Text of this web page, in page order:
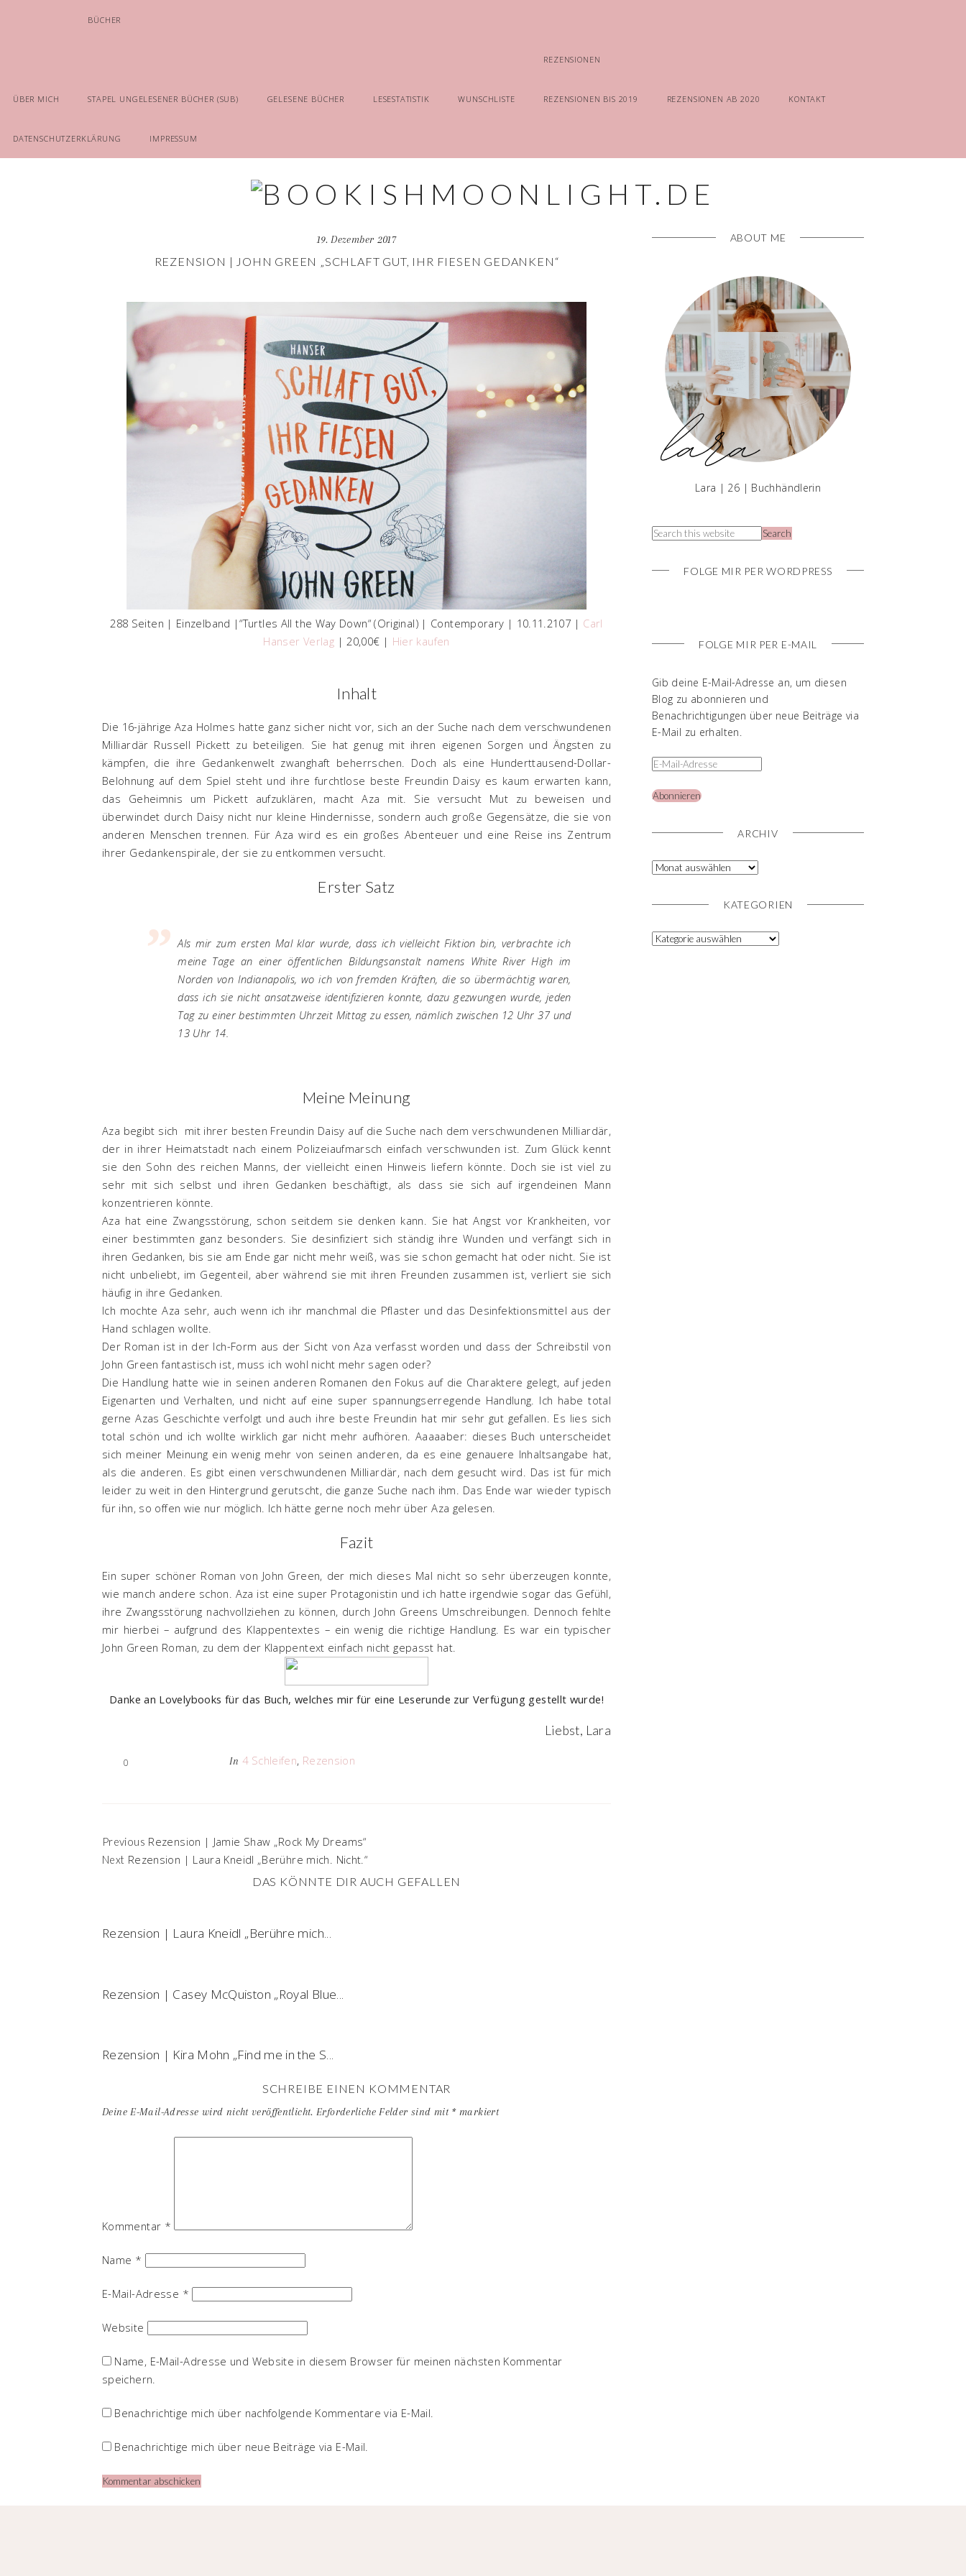
ÜBER MICH
BÜCHER
STAPEL UNGELESENER BÜCHER (SUB) GELESENE BÜCHER LESESTATISTIK WUNSCHLISTE
REZENSIONEN
REZENSIONEN BIS 2019 REZENSIONEN AB 2020 KONTAKT
DATENSCHUTZERKLÄRUNG IMPRESSUM
19. Dezember 2017
REZENSION | JOHN GREEN „SCHLAFT GUT, IHR FIESEN GEDANKEN“
288 Seiten | Einzelband |“Turtles All the Way Down“ (Original) | Contemporary | 10.11.2107 | Carl
Hanser Verlag | 20,00€ | Hier kaufen
Inhalt
Die 16-jährige Aza Holmes hatte ganz sicher nicht vor, sich an der Suche nach dem verschwundenen
Milliardär Russell Pickett zu beteiligen. Sie hat genug mit ihren eigenen Sorgen und Ängsten zu
kämpfen, die ihre Gedankenwelt zwanghaft beherrschen. Doch als eine Hunderttausend-Dollar-
Belohnung auf dem Spiel steht und ihre furchtlose beste Freundin Daisy es kaum erwarten kann,
das Geheimnis um Pickett aufzuklären, macht Aza mit. Sie versucht Mut zu beweisen und
überwindet durch Daisy nicht nur kleine Hindernisse, sondern auch große Gegensätze, die sie von
anderen Menschen trennen. Für Aza wird es ein großes Abenteuer und eine Reise ins Zentrum
ihrer Gedankenspirale, der sie zu entkommen versucht.
Erster Satz
Als mir zum ersten Mal klar wurde, dass ich vielleicht Fiktion bin, verbrachte ich
meine Tage an einer öffentlichen Bildungsanstalt namens White River High im
Norden von Indianapolis, wo ich von fremden Kräften, die so übermächtig waren,
dass ich sie nicht ansatzweise identifizieren konnte, dazu gezwungen wurde, jeden
Tag zu einer bestimmten Uhrzeit Mittag zu essen, nämlich zwischen 12 Uhr 37 und
13 Uhr 14.
Meine Meinung
Aza begibt sich mit ihrer besten Freundin Daisy auf die Suche nach dem verschwundenen Milliardär,
der in ihrer Heimatstadt nach einem Polizeiaufmarsch einfach verschwunden ist. Zum Glück kennt
sie den Sohn des reichen Manns, der vielleicht einen Hinweis liefern könnte. Doch sie ist viel zu
sehr mit sich selbst und ihren Gedanken beschäftigt, als dass sie sich auf irgendeinen Mann
konzentrieren könnte.
Aza hat eine Zwangsstörung, schon seitdem sie denken kann. Sie hat Angst vor Krankheiten, vor
einer bestimmten ganz besonders. Sie desinfiziert sich ständig ihre Wunden und verfängt sich in
ihren Gedanken, bis sie am Ende gar nicht mehr weiß, was sie schon gemacht hat oder nicht. Sie ist
nicht unbeliebt, im Gegenteil, aber während sie mit ihren Freunden zusammen ist, verliert sie sich
häufig in ihre Gedanken.
Ich mochte Aza sehr, auch wenn ich ihr manchmal die Pflaster und das Desinfektionsmittel aus der
Hand schlagen wollte.
Der Roman ist in der Ich-Form aus der Sicht von Aza verfasst worden und dass der Schreibstil von
John Green fantastisch ist, muss ich wohl nicht mehr sagen oder?
Die Handlung hatte wie in seinen anderen Romanen den Fokus auf die Charaktere gelegt, auf jeden
Eigenarten und Verhalten, und nicht auf eine super spannungserregende Handlung. Ich habe total
gerne Azas Geschichte verfolgt und auch ihre beste Freundin hat mir sehr gut gefallen. Es lies sich
total schön und ich wollte wirklich gar nicht mehr aufhören. Aaaaaber: dieses Buch unterscheidet
sich meiner Meinung ein wenig mehr von seinen anderen, da es eine genauere Inhaltsangabe hat,
als die anderen. Es gibt einen verschwundenen Milliardär, nach dem gesucht wird. Das ist für mich
leider zu weit in den Hintergrund gerutscht, die ganze Suche nach ihm. Das Ende war wieder typisch
für ihn, so offen wie nur möglich. Ich hätte gerne noch mehr über Aza gelesen.
Fazit
Ein super schöner Roman von John Green, der mich dieses Mal nicht so sehr überzeugen konnte,
wie manch andere schon. Aza ist eine super Protagonistin und ich hatte irgendwie sogar das Gefühl,
ihre Zwangsstörung nachvollziehen zu können, durch John Greens Umschreibungen. Dennoch fehlte
mir hierbei – aufgrund des Klappentextes – ein wenig die richtige Handlung. Es war ein typischer
John Green Roman, zu dem der Klappentext einfach nicht gepasst hat.
Danke an Lovelybooks für das Buch, welches mir für eine Leserunde zur Verfügung gestellt wurde!
Liebst, Lara
0 In 4 Schleifen, Rezension
Previous Rezension | Jamie Shaw „Rock My Dreams“
Next Rezension | Laura Kneidl „Berühre mich. Nicht.“
DAS KÖNNTE DIR AUCH GEFALLEN
Rezension | Laura Kneidl „Berühre mich...
Rezension | Casey McQuiston „Royal Blue...
Rezension | Kira Mohn „Find me in the S...
SCHREIBE EINEN KOMMENTAR
Deine E-Mail-Adresse wird nicht veröffentlicht. Erforderliche Felder sind mit *markiert
Kommentar *
Name *
E-Mail-Adresse *
Website
Name, E-Mail-Adresse und Website in diesem Browser für meinen nächsten Kommentar
speichern.
Benachrichtige mich über nachfolgende Kommentare via E-Mail.
Benachrichtige mich über neue Beiträge via E-Mail.
ABOUT ME
Lara | 26 | Buchhändlerin
FOLGE MIR PER WORDPRESS
FOLGE MIR PER E-MAIL
Gib deine E-Mail-Adresse an, um diesen
Blog zu abonnieren und
Benachrichtigungen über neue Beiträge via
E-Mail zu erhalten.
Abonnieren
ARCHIV
KATEGORIEN